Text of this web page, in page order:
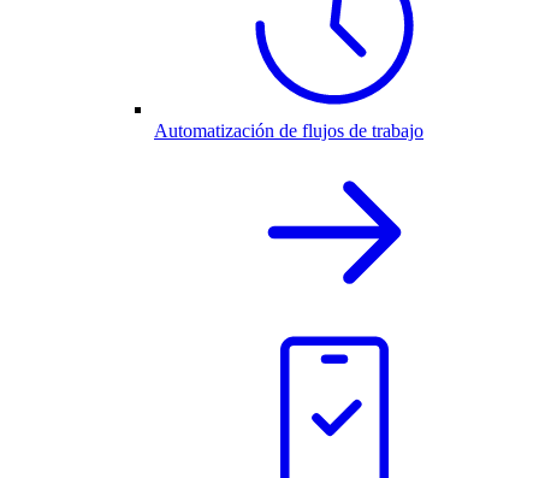
Automatización de flujos de trabajo